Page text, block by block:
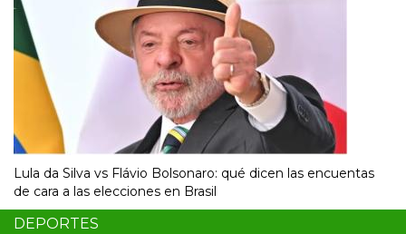
Lula da Silva vs Flávio Bolsonaro: qué dicen las encuentas
de cara a las elecciones en Brasil
DEPORTES